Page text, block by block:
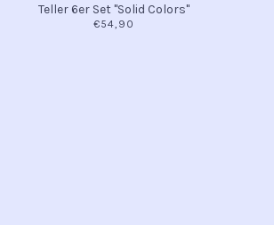
Teller 6er Set "Solid Colors"
€54,90